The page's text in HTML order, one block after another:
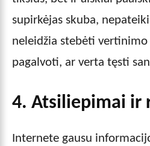
supirkėjas skuba,
neleidžia stebėti
pagalvoti, ar verta tęsti
4. Atsiliepimai ir
Internete gausu